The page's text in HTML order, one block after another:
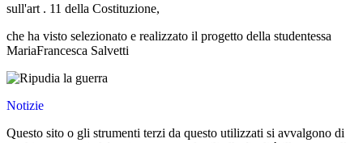
sull'art . 11 della Costituzione,
che ha visto selezionato e realizzato il progetto della studentessa
MariaFrancesca Salvetti
Notizie
Questo sito o gli strumenti terzi da questo utilizzati si avvalgono di